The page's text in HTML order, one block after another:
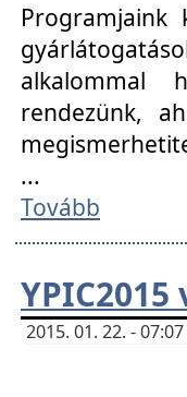
Programjaink
alkalommal
rendezünk,
...
Tovább
YPIC2015
2015. 01. 22. -